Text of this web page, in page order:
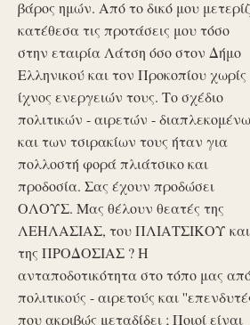
βάρος ημών. Από το δικό μου
κατέθεσα τις προτάσεις μου τόσο
στην εταιρία Λάτση όσο στον Δήμο
Ελληνικού και τον Προκοπίου χωρίς
ίχνος ενεργειών τους. Το σχέδιο
πολιτικών - αιρετών -
και των τσιρακίων τους ήταν για
πολλοστή φορά πλιάτσικο και
προδοσία. Σας έχουν προδώσει
ΟΛΟΥΣ. Μας θέλουν θεατές της
ΛΕΗΛΑΣΙΑΣ, του ΠΛΙΑΤΣΙΚΟΥ και
της ΠΡΟΔΟΣΙΑΣ ? Η
ανταποδοτικότητα στο τόπο μας
πολιτικούς - αιρετούς και
που ακριβώς μεταδίδει ; Ποιοί είναι